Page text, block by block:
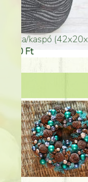
arany színű